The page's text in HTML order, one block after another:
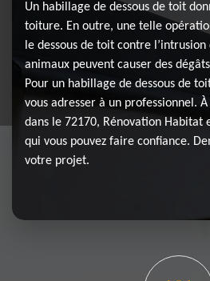
Un habillage de dessous de toit
toiture. En outre, une telle
le dessous de toit contre l’intrusion
animaux peuvent causer des
Pour un habillage de dessous de
vous adresser à un professionnel.
dans le 72170, Rénovation Habitat
qui vous pouvez faire confiance.
votre projet.